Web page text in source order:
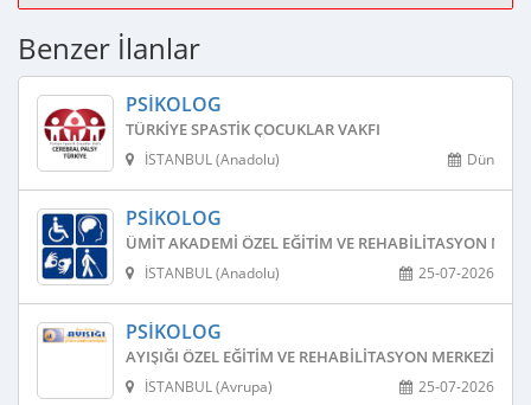
Benzer İlanlar
PSIKOLOG
TÜRKIYE SPASTIK ÇOCUKLAR VAKFI
Dün
İSTANBUL (Anadolu)
PSIKOLOG
ÜMIT AKADEMI ÖZEL EĞITIM VE REHABILITASYON
25-07-2026
İSTANBUL (Anadolu)
PSIKOLOG
AYIŞIĞI ÖZEL EĞITIM VE REHABILITASYON MERKEZI
25-07-2026
İSTANBUL (Avrupa)